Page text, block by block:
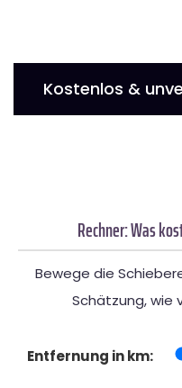
Kostenlos &
Rechner: Was
Bewege die
Schätzung, wie
Entfernung in km: